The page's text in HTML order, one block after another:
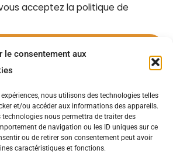
le consentement aux
nous utilisons des technologies telles
et/ou accéder aux informations des appareils.
technologies nous permettra de traiter des
de navigation ou les ID uniques sur ce
ou de retirer son consentement peut avoir
caractéristiques et fonctions.
acceptez la politique de
LES ACTUALITÉS AVIS D’EXPERTS
D’ENTREPRISE SOLUTIONS